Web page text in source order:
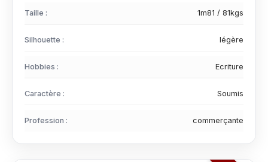
Taille : 1m81 / 81kgs
Silhouette : légère
Hobbies : Ecriture
Caractère : Soumis
Profession : commerçante